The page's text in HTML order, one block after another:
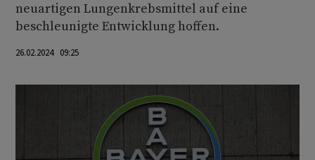
neuartigen Lungenkrebsmittel auf eine
beschleunigte Entwicklung hoffen.
26.02.2024 09:25